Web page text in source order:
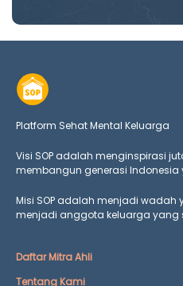
Platform Sehat Mental Keluarga
Visi SOP adalah menginspirasi
membangun generasi Indonesia
Misi SOP adalah menjadi
menjadi anggota keluarga yang
Daftar Mitra Ahli
Tentang Kami